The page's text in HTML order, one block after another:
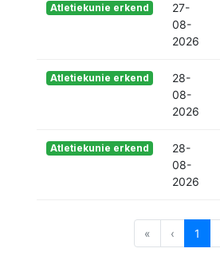
Atletiekunie erkend
27-
08-
2026
Atletiekunie erkend
28-
08-
2026
Atletiekunie erkend
28-
08-
2026
« ‹ 1